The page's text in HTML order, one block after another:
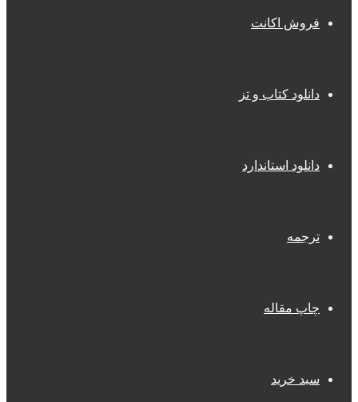
فروش اکانت
دانلود کتاب و تز
دانلود استاندارد
ترجمه
چاپ مقاله
سبد خرید